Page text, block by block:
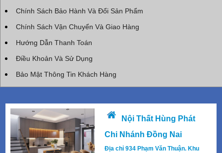
Chính Sách Bảo Hành Và Đổi Sản Phẩm
Chính Sách Vận Chuyển Và Giao Hàng
Hướng Dẫn Thanh Toán
Điều Khoản Và Sử Dụng
Bảo Mật Thông Tin Khách Hàng
Nội Thất Hùng Phát
Chi Nhánh Đồng Nai
Địa chỉ 934 Phạm Văn Thuận. Khu